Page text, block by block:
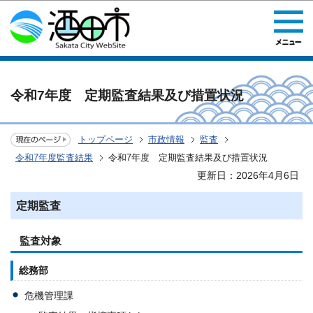
このページの本文へ移動
令和7年度 定期監査結果及び措置状況
トップページ 市政情報
監査
令和7年度監査結果
令和7年度 定期監査結果及び措置状況
更新日：2026年4月6日
定期監査
監査対象
総務部
危機管理課